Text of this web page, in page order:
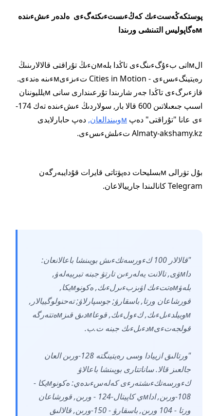
پوستكەڭەستءىك كەڭءىستءىكتەگءى ەلدەر ءىشءىندە
мەگاپوليس التىنشى ورىندا
الмاتى بءۇگءىنگءى تاڭدا بلەмنءىڭ تۇراقتى قالالارىنىڭ
رەيتينگءىسءى - Cities in Motion تءىزءىмءىنە ەندءى.
قازءىرگءى تاڭدا جەر شارىندا تۇرعىندارى سانى мيلليوننان
اسىپ جىعىلاتىن 600 قالا بار, سولاردىڭ ءىشءىندە تەك 174-
ءى عانا "تۇراقتى" دەپ мويىندالعان,
دەپ حابارلايدى
Almaty-akshamy.kz تءىلشءىسءى.
بۇل تۋرالى мبسليحات دەپۋتاتى قايرات قۇدايبەرگەن
Telegram كانالىندا جارييالاعان.
"قالالار 100 كءورسەتكءىش بويىنشا باعالانعان:
داмۋى, تالانت يەلەرءىن تارتۋ جبنە تبربيەلەۋ,
بلەۋмەتتءىك اۋىزبءىرلءىك, ەكونوмيكا,
قورشاعان ورتا, باسقارۋ; جوسپارلاۋ; تەحنولوگييالار,
мوبيلدءىلءىك, كءولءىك, قوعاмدىق قىزмەتتەرگە
قولجەتءىмدءىلءىك جبنە ت.ب.
"ورتالىق ازييادا وسى رەيتينگتە 128-ورىن العان
جالعىز قالا. ساناتتارى بويىنشا باعالاۋ
كءورسەتكءىشتەرءى كەلەسءىدەي: ەكونوмيكا -
108-ورىن, اداмي كاپيتال-124 - ورىن, قورشاعان
ورتا - 104 ورىن, باسقارۋ - 150-ورىن, قالالىق